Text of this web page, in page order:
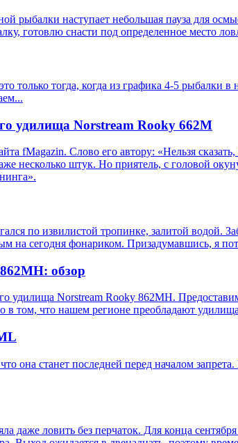
рыбалки наступает небольшая пауза для
готовлю снасти под определенное место
только тогда, когда из графика 4-5 рыбалки
удилища Norstream Rooky 662M
fMagazin. Слово его автору: «Нельзя
несколько штук. Но приятель, с головой
по извилистой тропинке, залитой водой.
на сегодня фонариком. Призадумавшись, я
обзор
удилища Norstream Rooky 862MH.
в том, что нашем регионе преобладают
она станет последней перед началом
даже ловить без перчаток. Для конца